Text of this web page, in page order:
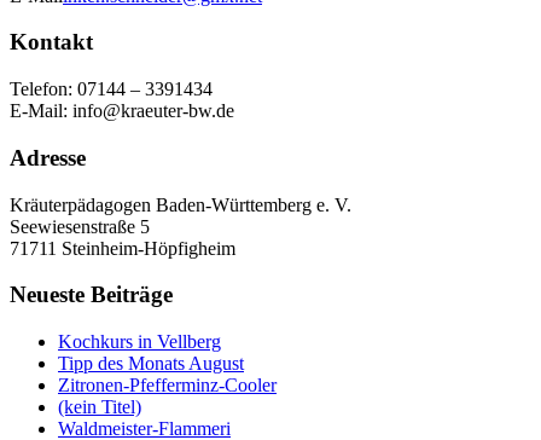
Kontakt
Telefon: 07144 – 3391434
E-Mail: info@kraeuter-bw.de
Adresse
Kräuterpädagogen Baden-Württemberg e. V.
Seewiesenstraße 5
71711 Steinheim-Höpfigheim
Neueste Beiträge
Kochkurs in Vellberg
Tipp des Monats August
Zitronen-Pfefferminz-Cooler
(kein Titel)
Waldmeister-Flammeri